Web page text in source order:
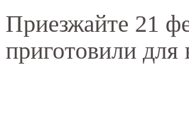
Приезжайте 21
приготовили для